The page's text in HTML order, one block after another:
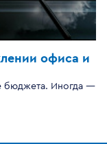
офиса и
бюджета. Иногда —